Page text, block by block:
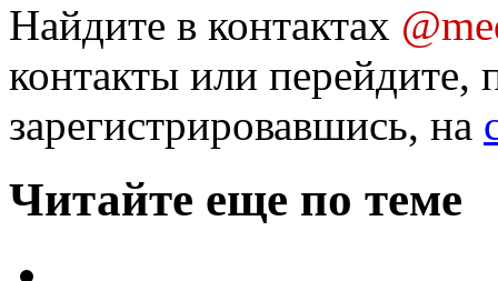
Найдите в контактах
контакты или перейдите,
зарегистрировавшись, на
Читайте еще по теме